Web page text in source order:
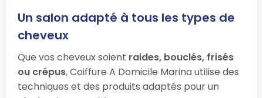
Un salon adapté à tous les types de
cheveux
Que vos cheveux soient raides, bouclés, frisés
ou crépus, Coiffure A Domicile Marina utilise des
techniques et des produits adaptés pour un